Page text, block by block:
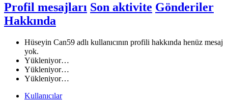
Profil mesajları Son aktivite Gönderiler
Hakkında
Hüseyin Can59 adlı kullanıcının profili hakkında henüz mesaj
yok.
Yükleniyor…
Yükleniyor…
Yükleniyor…
Kullanıcılar